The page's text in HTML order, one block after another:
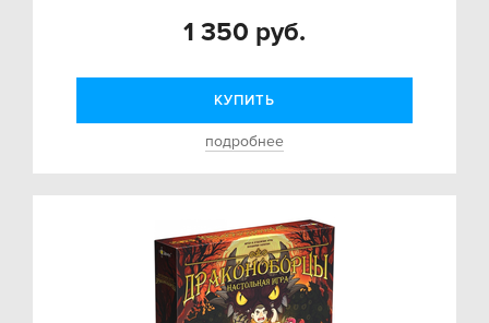
1 350 руб.
КУПИТЬ
подробнее